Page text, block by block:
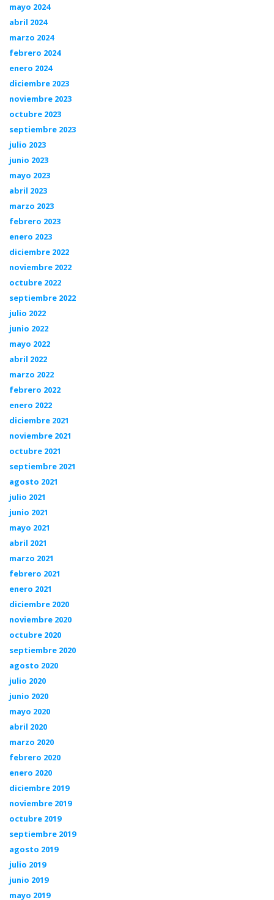
mayo 2024
abril 2024
marzo 2024
febrero 2024
enero 2024
diciembre 2023
noviembre 2023
octubre 2023
septiembre 2023
julio 2023
junio 2023
mayo 2023
abril 2023
marzo 2023
febrero 2023
enero 2023
diciembre 2022
noviembre 2022
octubre 2022
septiembre 2022
julio 2022
junio 2022
mayo 2022
abril 2022
marzo 2022
febrero 2022
enero 2022
diciembre 2021
noviembre 2021
octubre 2021
septiembre 2021
agosto 2021
julio 2021
junio 2021
mayo 2021
abril 2021
marzo 2021
febrero 2021
enero 2021
diciembre 2020
noviembre 2020
octubre 2020
septiembre 2020
agosto 2020
julio 2020
junio 2020
mayo 2020
abril 2020
marzo 2020
febrero 2020
enero 2020
diciembre 2019
noviembre 2019
octubre 2019
septiembre 2019
agosto 2019
julio 2019
junio 2019
mayo 2019